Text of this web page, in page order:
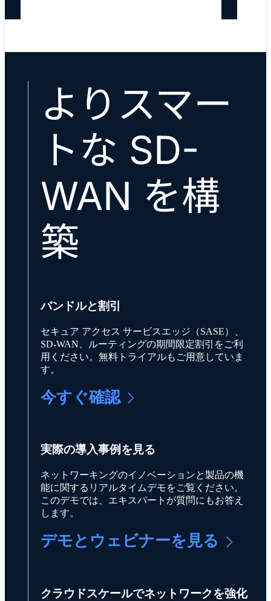
よりスマー
トな SD-
WAN を構
築
バンドルと割引
セキュア アクセス サービスエッジ（SASE）、
SD-WAN、ルーティングの期間限定割引をご利
用ください。無料トライアルもご用意していま
す。
今すぐ確認
実際の導入事例を見る
ネットワーキングのイノベーションと製品の機
能に関するリアルタイムデモをご覧ください。
このデモでは、エキスパートが質問にもお答え
します。
デモとウェビナーを見る
クラウドスケールでネットワークを強化